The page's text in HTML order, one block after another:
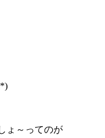
ょ～ってのが